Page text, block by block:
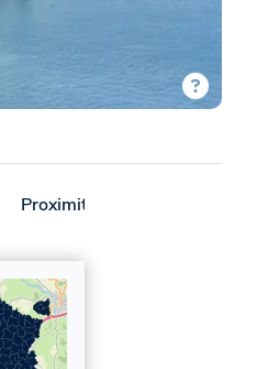
Proximité